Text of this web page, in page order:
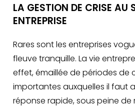
LA GESTION DE CRISE AU
ENTREPRISE
Rares sont les entreprises
fleuve tranquille. La vie
effet, émaillée de périodes de
importantes auxquelles il faut
réponse rapide, sous peine de